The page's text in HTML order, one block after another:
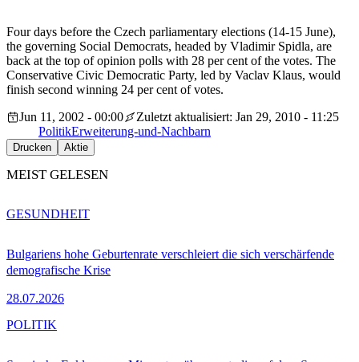
Four days before the Czech parliamentary elections (14-15 June),
the governing Social Democrats, headed by Vladimir Spidla, are
back at the top of opinion polls with 28 per cent of the votes. The
Conservative Civic Democratic Party, led by Vaclav Klaus, would
finish second winning 24 per cent of votes.
Jun 11, 2002 - 00:00
Zuletzt aktualisiert: Jan 29, 2010 - 11:25
PolitikErweiterung-und-Nachbarn
Drucken Aktie
MEIST GELESEN
Bulgariens hohe Geburtenrate verschleiert die sich verschärfende
demografische Krise
28.07.2026
GESUNDHEIT
POLITIK